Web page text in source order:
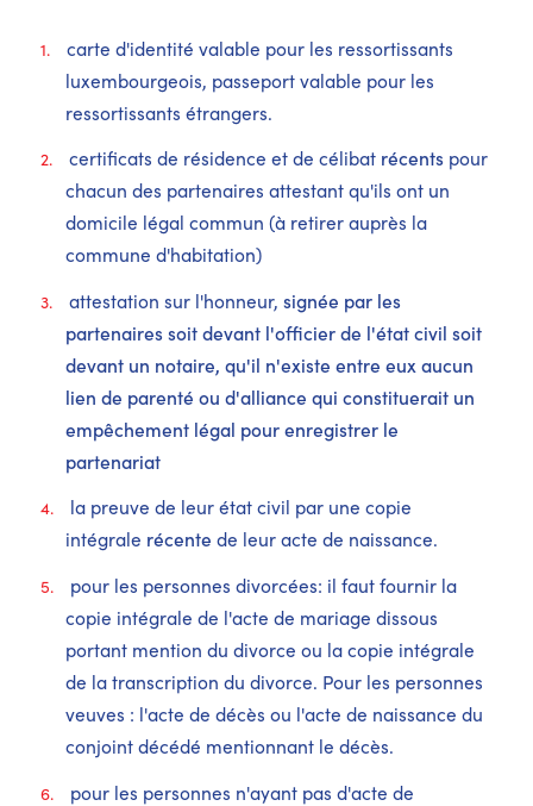
carte d'identité valable pour les ressortissants
luxembourgeois, passeport valable pour les
ressortissants étrangers.
certificats de résidence et de célibat récents pour
chacun des partenaires attestant qu'ils ont un
domicile légal commun (à retirer auprès la
commune d'habitation)
attestation sur l'honneur,signée par les
partenaires soit devant l'officier de l'état civil soit
devant un notaire, qu'il n'existe entre eux aucun
lien de parenté ou d'alliance qui constituerait un
empêchement légal pour enregistrer le
partenariat
la preuve de leur état civil par une copie
intégrale récente de leur acte de naissance.
pour les personnes divorcées: il faut fournir la
copie intégrale de l'acte de mariage dissous
portant mention du divorce ou la copie intégrale
de la transcription du divorce. Pour les personnes
veuves : l'acte de décès ou l'acte de naissance du
conjoint décédé mentionnant le décès.
pour les personnes n'ayant pas d'acte de